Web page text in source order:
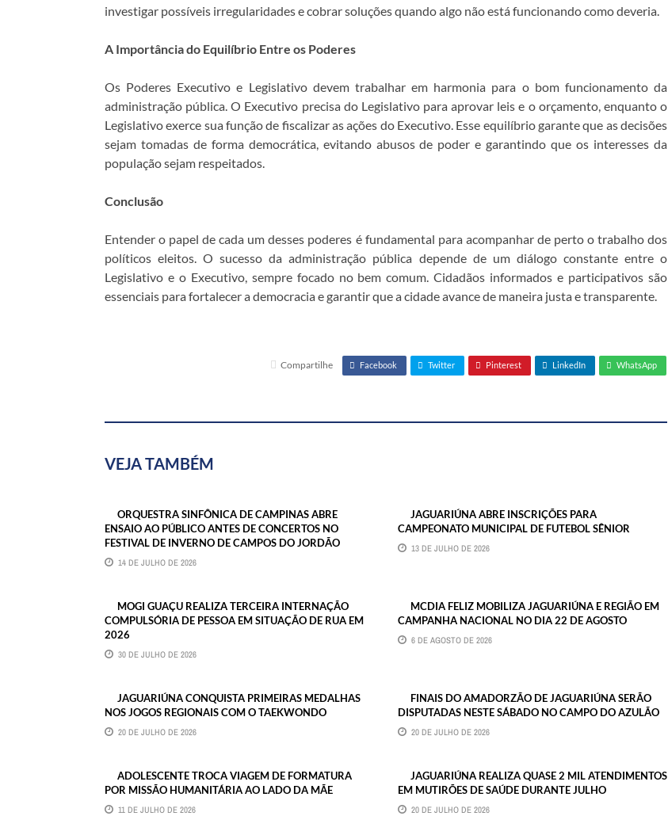
investigar possíveis irregularidades e cobrar soluções quando algo não está funcionando como deveria.
A Importância do Equilíbrio Entre os Poderes
Os Poderes Executivo e Legislativo devem trabalhar em harmonia para o bom funcionamento da
administração pública. O Executivo precisa do Legislativo para aprovar leis e o orçamento, enquanto o
Legislativo exerce sua função de fiscalizar as ações do Executivo. Esse equilíbrio garante que as decisões
sejam tomadas de forma democrática, evitando abusos de poder e garantindo que os interesses da
população sejam respeitados.
Conclusão
Entender o papel de cada um desses poderes é fundamental para acompanhar de perto o trabalho dos
políticos eleitos. O sucesso da administração pública depende de um diálogo constante entre o
Legislativo e o Executivo, sempre focado no bem comum. Cidadãos informados e participativos são
essenciais para fortalecer a democracia e garantir que a cidade avance de maneira justa e transparente.
Compartilhe Facebook Twitter Pinterest LinkedIn WhatsApp
VEJA TAMBÉM
ORQUESTRA SINFÔNICA DE CAMPINAS ABRE
ENSAIO AO PÚBLICO ANTES DE CONCERTOS NO
FESTIVAL DE INVERNO DE CAMPOS DO JORDÃO
14 DE JULHO DE 2026
JAGUARIÚNA ABRE INSCRIÇÕES PARA
CAMPEONATO MUNICIPAL DE FUTEBOL SÊNIOR
13 DE JULHO DE 2026
MOGI GUAÇU REALIZA TERCEIRA INTERNAÇÃO
COMPULSÓRIA DE PESSOA EM SITUAÇÃO DE RUA EM
2026
30 DE JULHO DE 2026
MCDIA FELIZ MOBILIZA JAGUARIÚNA E REGIÃO EM
CAMPANHA NACIONAL NO DIA 22 DE AGOSTO
6 DE AGOSTO DE 2026
JAGUARIÚNA CONQUISTA PRIMEIRAS MEDALHAS
NOS JOGOS REGIONAIS COM O TAEKWONDO
20 DE JULHO DE 2026
FINAIS DO AMADORZÃO DE JAGUARIÚNA SERÃO
DISPUTADAS NESTE SÁBADO NO CAMPO DO AZULÃO
20 DE JULHO DE 2026
ADOLESCENTE TROCA VIAGEM DE FORMATURA
POR MISSÃO HUMANITÁRIA AO LADO DA MÃE
11 DE JULHO DE 2026
JAGUARIÚNA REALIZA QUASE 2 MIL ATENDIMENTOS
EM MUTIRÕES DE SAÚDE DURANTE JULHO
20 DE JULHO DE 2026